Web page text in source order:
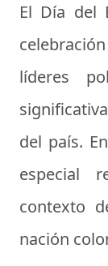
El Día del
líderes
del país.
especial
contexto
nación